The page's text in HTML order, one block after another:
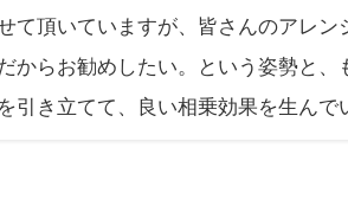
て頂いていますが、皆さんのアレ
からお勧めしたい。という姿勢と
引き立てて、良い相乗効果を生んで